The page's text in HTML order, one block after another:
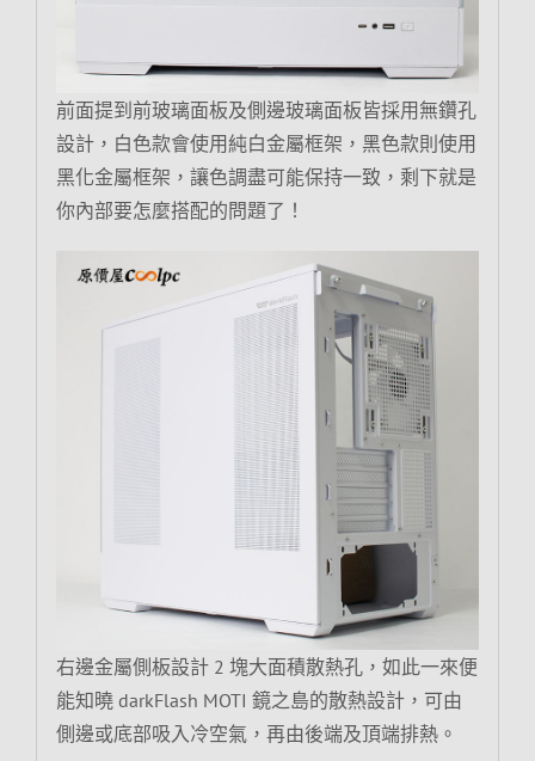
前面提到前玻璃面板及側邊玻璃面板皆採用無鑽孔
設計，白色款會使用純白金屬框架，黑色款則使用
黑化金屬框架，讓色調盡可能保持一致，剩下就是
你內部要怎麼搭配的問題了！
右邊金屬側板設計 2 塊大面積散熱孔，如此一來便
能知曉 darkFlash MOTI 鏡之島的散熱設計，可由
側邊或底部吸入冷空氣，再由後端及頂端排熱。